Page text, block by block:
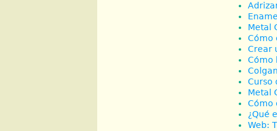
Metal
Cómo
Crear
Cómo
Curso
Metal
Cómo
¿Qué
Web: